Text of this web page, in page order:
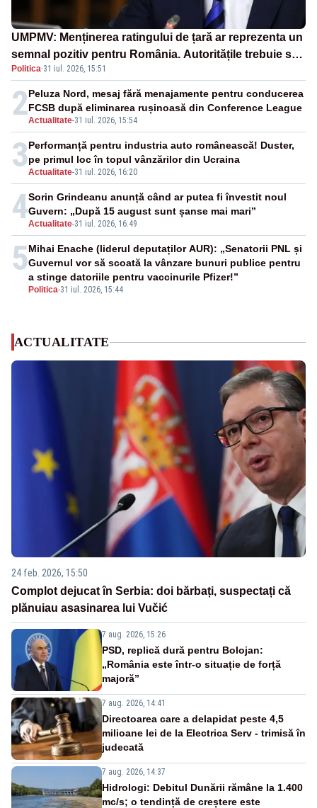
UMPMV: Menținerea ratingului de țară ar reprezenta un
semnal pozitiv pentru România. Autoritățile trebuie să
continue consolidarea stabilității economice și
financiare
Politica·31 iul. 2026, 15:51
2Actualitate-31 iul. 2026, 15:54
Peluza Nord, mesaj fără menajamente pentru conducerea
FCSB după eliminarea rușinoasă din Conference League
3Actualitate-31 iul. 2026, 16:20
Performanță pentru industria auto românească! Duster,
pe primul loc în topul vânzărilor din Ucraina
4Actualitate-31 iul. 2026, 16:49
Sorin Grindeanu anunță când ar putea fi învestit noul
Guvern: „După 15 august sunt șanse mai mari”
5
Politica-31 iul. 2026, 15:44
Mihai Enache (liderul deputaților AUR): „Senatorii PNL și
Guvernul vor să scoată la vânzare bunuri publice pentru
a stinge datoriile pentru vaccinurile Pfizer!”
ACTUALITATE
24 feb. 2026, 15:50
Complot dejucat în Serbia: doi bărbați, suspectați că
plănuiau asasinarea lui Vučić
7 aug. 2026, 15:26
PSD, replică dură pentru Bolojan:
„România este într-o situație de forță
majoră”
7 aug. 2026, 14:41
Directoarea care a delapidat peste 4,5
milioane lei de la Electrica Serv - trimisă în
judecată
7 aug. 2026, 14:37
Hidrologi: Debitul Dunării rămâne la 1.400
mc/s; o tendință de creștere este